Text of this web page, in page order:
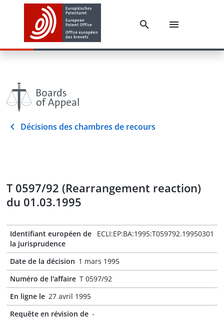
Décisions des chambres de recours
T 0597/92 (Rearrangement reaction)
du 01.03.1995
Identifiant européen de
la jurisprudence
ECLI:EP:BA:1995:T059792.19950301
Date de la décision 1 mars 1995
Numéro de l'affaire T 0597/92
En ligne le 27 avril 1995
Requête en révision de -